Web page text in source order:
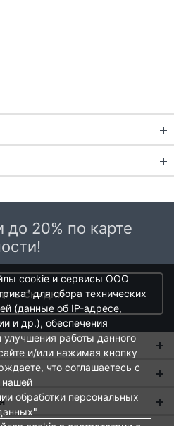
лучших традиций в
самых качественных
перца и специй.
доставка курьером до
в пределах МКАД399 руб.
за МКАД599 руб.
области - с 10 до 22
СДЭК доставка по Москве
СДЭК. Доставка в пункт
предоплаченных заказов.
до 20% по карте
скидки
cookie и сервисы ООО
для сбора технических
(данные об IP-адресе,
и др.), обеспечения
улучшения работы данного
и/или нажимая кнопку
что соглашаетесь с
нашей
обработки персональных